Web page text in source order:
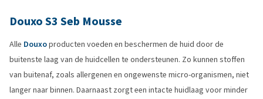
Douxo S3 Seb Mousse
Alle Douxoproducten voeden en beschermen de huid door de
buitenste laag van de huidcellen te ondersteunen. Zo kunnen stoffen
van buitenaf, zoals allergenen en ongewenste micro-organismen, niet
langer naar binnen. Daarnaast zorgt een intacte huidlaag voor minder